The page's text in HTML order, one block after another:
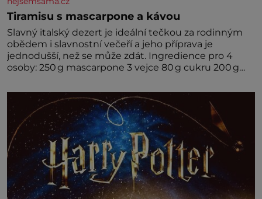
Tiramisu s mascarpone a kávou
Slavný italský dezert je ideální tečkou za rodinným
obědem i slavnostní večeří a jeho příprava je
jednodušší, než se může zdát. Ingredience pro 4
osoby: 250 g mascarpone 3 vejce 80 g cukru 200 g
amaretta kakao na posypání Postup: Oddělte
žloutky od bílků. Žloutky vyšlehejte s cukrem do
světlé pěny a postupně do nich vmíchejte
mascarpone, aby vznikl hladký